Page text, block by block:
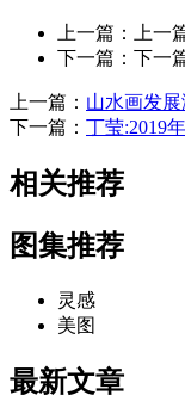
上一篇：上一
下一篇：下一
上一篇： 山水画发
下一篇： 丁莹:2019
相关推荐
图集推荐
灵感
美图
最新文章